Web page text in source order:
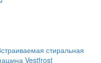
стиральная
Vestfrost